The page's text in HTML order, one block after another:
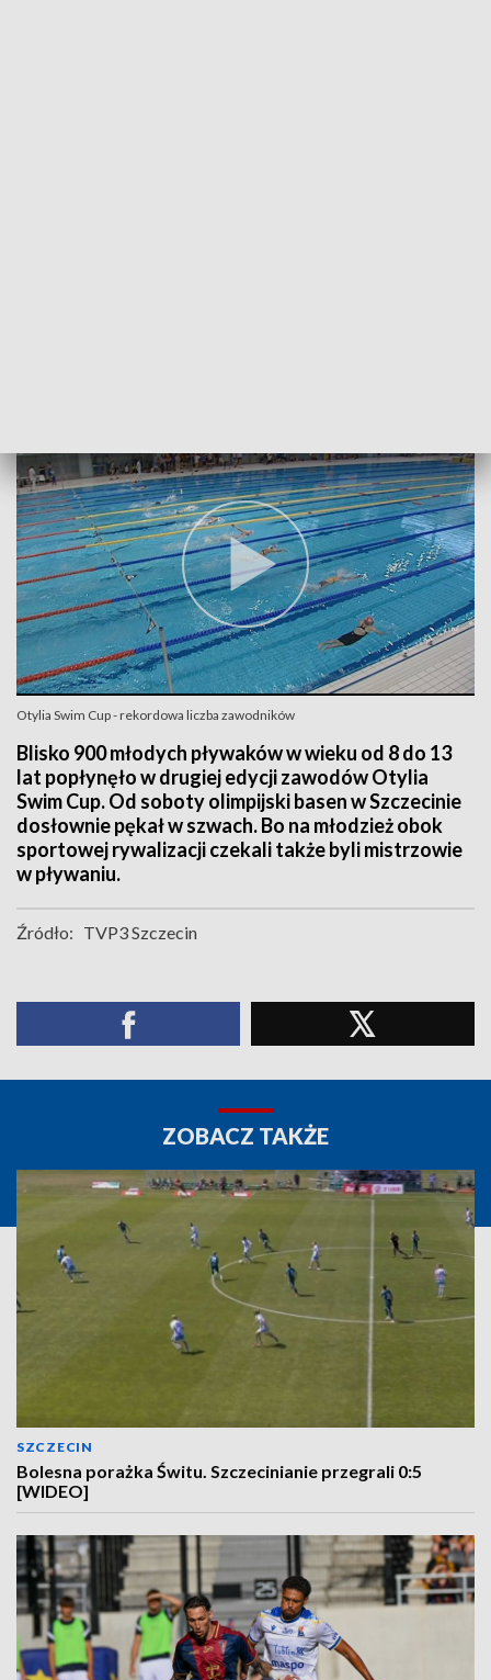
Otylia Swim Cup - rekordowa liczba zawodników
Blisko 900 młodych pływaków w wieku od 8 do 13
lat popłynęło w drugiej edycji zawodów Otylia
Swim Cup. Od soboty olimpijski basen w Szczecinie
dosłownie pękał w szwach. Bo na młodzież obok
sportowej rywalizacji czekali także byli mistrzowie
w pływaniu.
Źródło: TVP3 Szczecin
ZOBACZ TAKŻE
SZCZECIN
Bolesna porażka Świtu. Szczecinianie przegrali 0:5
[WIDEO]